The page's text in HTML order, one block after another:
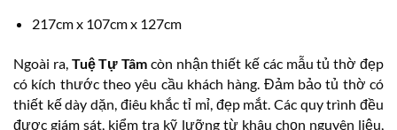
217cm x 107cm x 127cm
Ngoài ra, Tuệ Tự Tâm còn nhận thiết kế các mẫu tủ thờ đẹp
có kích thước theo yêu cầu khách hàng. Đảm bảo tủ thờ có
thiết kế dày dặn, điêu khắc tỉ mỉ, đẹp mắt. Các quy trình đều
được giám sát, kiểm tra kỹ lưỡng từ khâu chọn nguyên liệu,